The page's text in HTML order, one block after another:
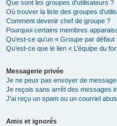
Que sont les groupes d’utilisateurs ?
Où trouver la liste des groupes
Comment devenir chef de groupe ?
Pourquoi certains membres
Qu’est-ce qu’un « Groupe par défaut
Qu’est-ce que le lien « L’équipe du
Messagerie privée
Je ne peux pas envoyer de
Je reçois sans arrêt des messages
J’ai reçu un spam ou un courriel
Amis et ignorés